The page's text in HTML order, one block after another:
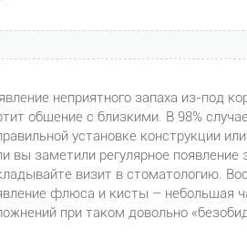
неприятного запаха из-под
общение с близкими. В 98%
установке конструкции
вы заметили регулярное появление
визит в стоматологию.
флюса и кисты – небольшая
при таком довольно